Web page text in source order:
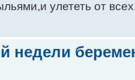
улететь от
недели